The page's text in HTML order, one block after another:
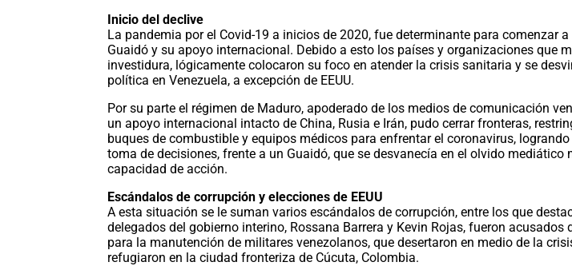
Inicio del declive
La pandemia por el Covid-19 a inicios de 2020, fue determinante para comenzar
Guaidó y su apoyo internacional. Debido a esto los países y organizaciones que
investidura, lógicamente colocaron su foco en atender la crisis sanitaria y se
política en Venezuela, a excepción de EEUU.
Por su parte el régimen de Maduro, apoderado de los medios de comunicación
un apoyo internacional intacto de China, Rusia e Irán, pudo cerrar fronteras,
buques de combustible y equipos médicos para enfrentar el coronavirus,
toma de decisiones, frente a un Guaidó, que se desvanecía en el olvido mediático
capacidad de acción.
Escándalos de corrupción y elecciones de EEUU
A esta situación se le suman varios escándalos de corrupción, entre los que
delegados del gobierno interino, Rossana Barrera y Kevin Rojas, fueron
para la manutención de militares venezolanos, que desertaron en medio de la
refugiaron en la ciudad fronteriza de Cúcuta, Colombia.